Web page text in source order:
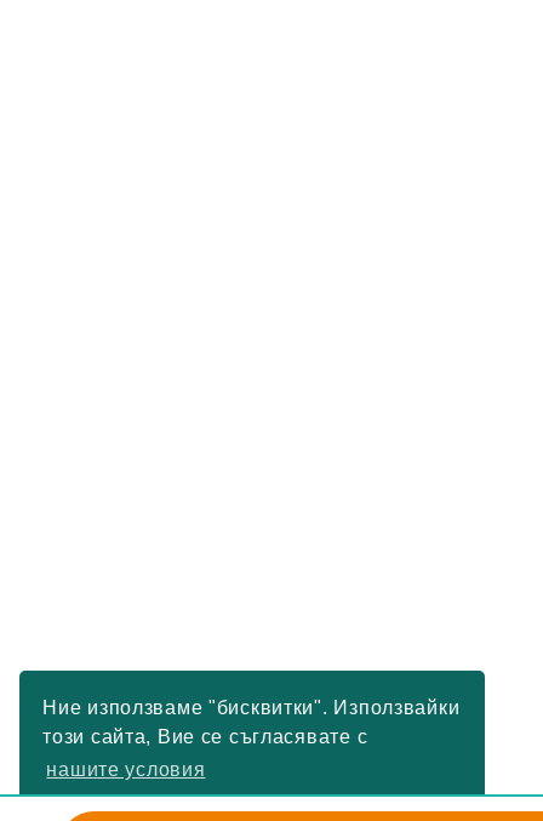
Ние използваме "бисквитки". Използвайки
този сайта, Вие се съгласявате с
нашите условия